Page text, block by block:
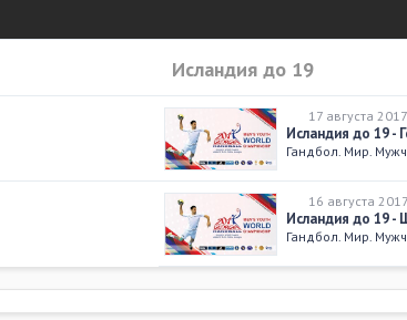
Исландия до 19
17 августа 2017
Исландия до 19 -
Гандбол. Мир.
16 августа 2017
Исландия до 19 -
Гандбол. Мир.
14 августа 2017